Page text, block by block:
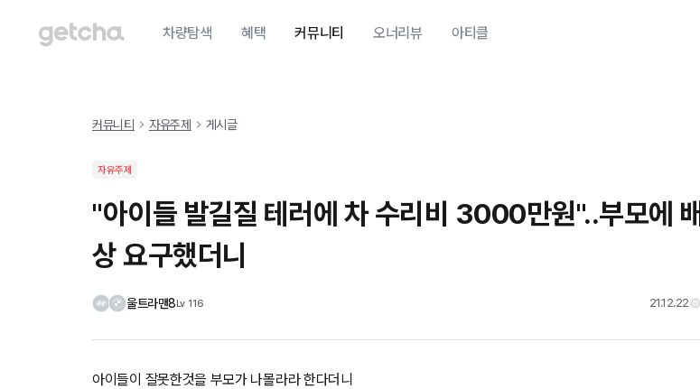
차량탐색 혜택 커뮤니티 오너리뷰 아티클
커뮤니티 자유주제 게시글
자유주제
"아이들 발길질 테러에 차 수리비 3000만원"..부모에 배
상 요구했더니
울트라맨8Lv 116 21.12.22
아이들이 잘못한것을 부모가 나몰라라 한다더니